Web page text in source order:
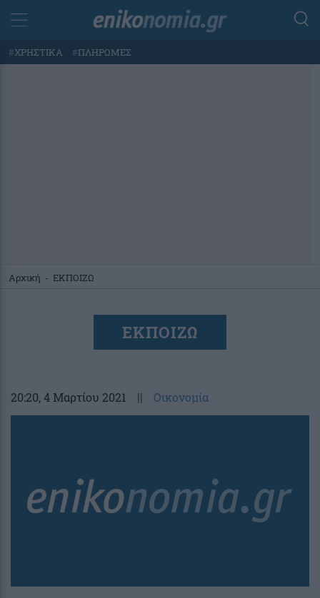
#ΧΡΗΣΤΙΚΑ #ΠΛΗΡΩΜΕΣ
Αρχική - ΕΚΠΟΙΖΩ
ΕΚΠΟΙΖΩ
20:20, 4 Μαρτίου 2021 || Οικονομία